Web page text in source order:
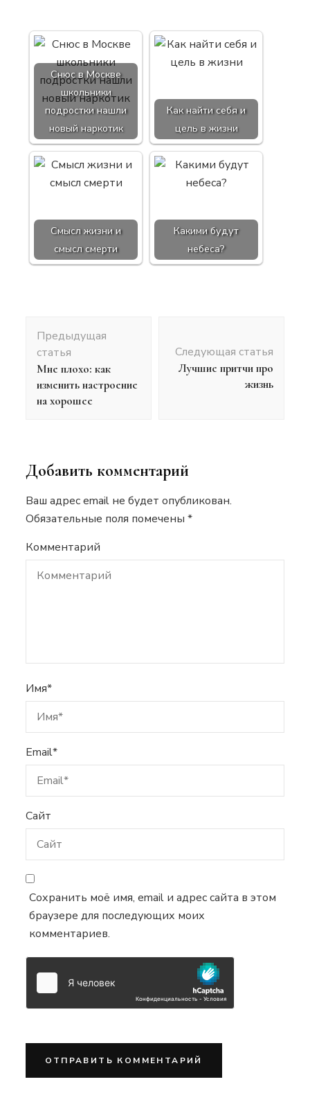
Снюс в Москве
школьники
подростки нашли
новый наркотик
Как найти себя и
цель в жизни
Смысл жизни и
смысл смерти
Какими будут
небеса?
по
записям
Предыдущая
статья
Мне плохо: как
изменить настроение
на хорошее
Следующая статья
Лучшие притчи про
жизнь
Добавить комментарий
Ваш адрес email не будет опубликован.
Обязательные поля помечены*
Комментарий
Имя*
Email*
Сайт
Сохранить моё имя, email и адрес сайта в этом
браузере для последующих моих
комментариев.